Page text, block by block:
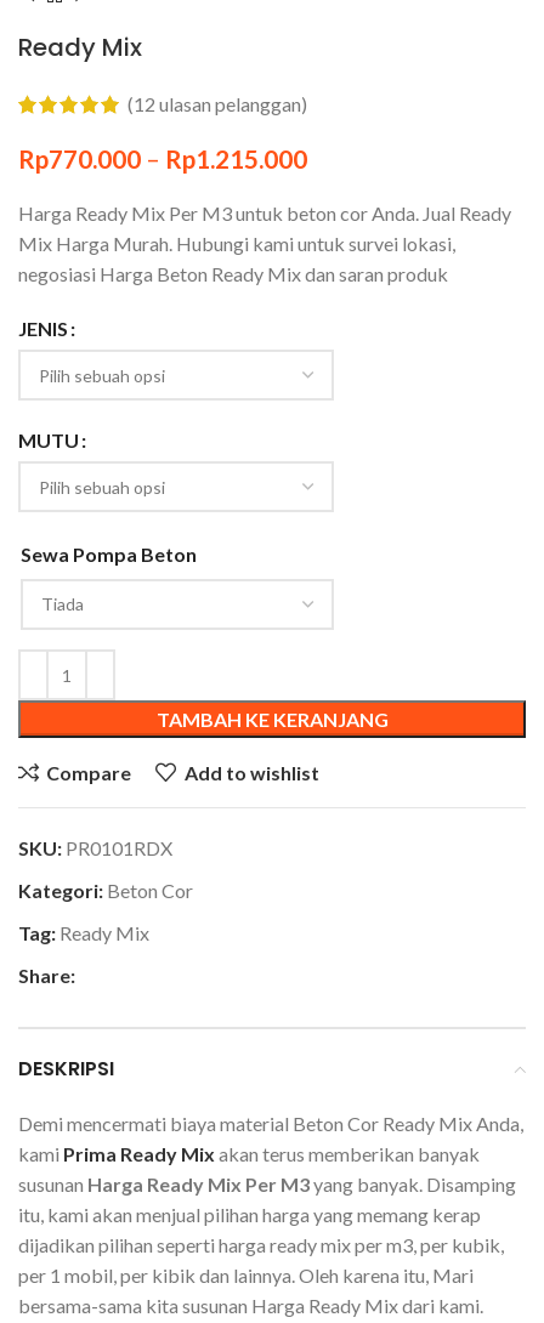
Ready Mix
(12 ulasan pelanggan)
Rp770.000 – Rp1.215.000
Harga Ready Mix Per M3 untuk beton cor Anda. Jual Ready
Mix Harga Murah. Hubungi kami untuk survei lokasi,
negosiasi Harga Beton Ready Mix dan saran produk
JENIS
MUTU
Sewa Pompa Beton
TAMBAH KE KERANJANG
Compare Add to wishlist
SKU: PR0101RDX
Kategori: Beton Cor
Tag: Ready Mix
Share:
DESKRIPSI
Demi mencermati biaya material Beton Cor Ready Mix Anda,
kami Prima Ready Mix akan terus memberikan banyak
susunan Harga Ready Mix Per M3yang banyak. Disamping
itu, kami akan menjual pilihan harga yang memang kerap
dijadikan pilihan seperti harga ready mix per m3, per kubik,
per 1 mobil, per kibik dan lainnya. Oleh karena itu, Mari
bersama-sama kita susunan Harga Ready Mix dari kami.